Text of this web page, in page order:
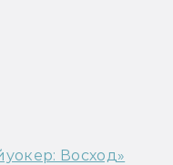
Восход»